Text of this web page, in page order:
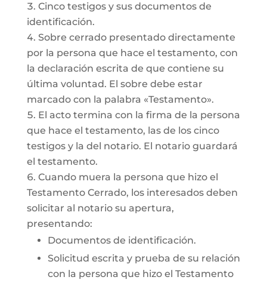
Cinco testigos y sus documentos de
identificación.
Sobre cerrado presentado directamente
por la persona que hace el testamento, con
la declaración escrita de que contiene su
última voluntad. El sobre debe estar
marcado con la palabra «Testamento».
El acto termina con la firma de la persona
que hace el testamento, las de los cinco
testigos y la del notario. El notario guardará
el testamento.
Cuando muera la persona que hizo el
Testamento Cerrado, los interesados deben
solicitar al notario su apertura,
presentando:
Documentos de identificación.
Solicitud escrita y prueba de su relación
con la persona que hizo el Testamento